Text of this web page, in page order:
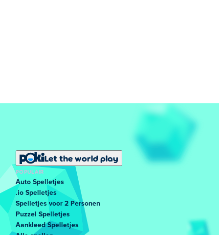
Let the world play
POPULAIR
Auto Spelletjes
.io Spelletjes
Spelletjes voor 2 Personen
Puzzel Spelletjes
Aankleed Spelletjes